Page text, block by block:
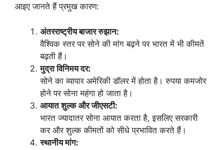
आइए जानते हैं प्रमुख कारण:
अंतरराष्ट्रीय बाजार रुझान:
वैश्विक स्तर पर सोने की मांग बढ़ने पर भारत में भी कीमतें
बढ़ती हैं।
मुद्रा विनिमय दर:
सोने का व्यापार अमेरिकी डॉलर में होता है। रुपया कमजोर
होने पर सोना महंगा हो जाता है।
आयात शुल्क और जीएसटी:
भारत ज्यादातर सोना आयात करता है, इसलिए सरकारी
कर और शुल्क कीमतों को सीधे प्रभावित करते हैं।
स्थानीय मांग: